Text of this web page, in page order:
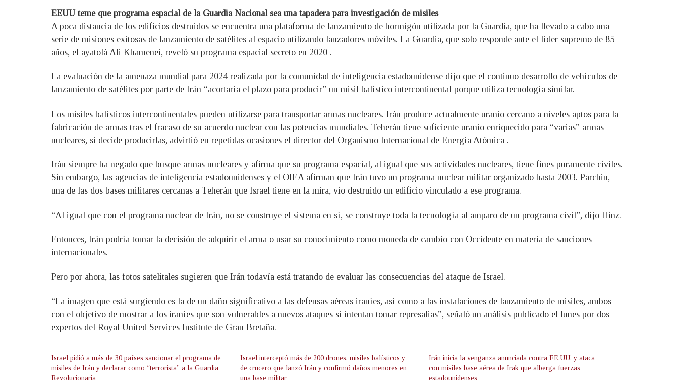
EEUU teme que programa espacial de la Guardia Nacional sea una tapadera para investigación de misiles
A poca distancia de los edificios destruidos se encuentra una plataforma de lanzamiento de hormigón utilizada por la Guardia, que ha llevado a cabo una
serie de misiones exitosas de lanzamiento de satélites al espacio utilizando lanzadores móviles. La Guardia, que solo responde ante el líder supremo de 85
años, el ayatolá Ali Khamenei, reveló su programa espacial secreto en 2020 .
La evaluación de la amenaza mundial para 2024 realizada por la comunidad de inteligencia estadounidense dijo que el continuo desarrollo de vehículos de
lanzamiento de satélites por parte de Irán “acortaría el plazo para producir” un misil balístico intercontinental porque utiliza tecnología similar.
Los misiles balísticos intercontinentales pueden utilizarse para transportar armas nucleares. Irán produce actualmente uranio cercano a niveles aptos para la
fabricación de armas tras el fracaso de su acuerdo nuclear con las potencias mundiales. Teherán tiene suficiente uranio enriquecido para “varias” armas
nucleares, si decide producirlas, advirtió en repetidas ocasiones el director del Organismo Internacional de Energía Atómica .
Irán siempre ha negado que busque armas nucleares y afirma que su programa espacial, al igual que sus actividades nucleares, tiene fines puramente civiles.
Sin embargo, las agencias de inteligencia estadounidenses y el OIEA afirman que Irán tuvo un programa nuclear militar organizado hasta 2003. Parchin,
una de las dos bases militares cercanas a Teherán que Israel tiene en la mira, vio destruido un edificio vinculado a ese programa.
“Al igual que con el programa nuclear de Irán, no se construye el sistema en sí, se construye toda la tecnología al amparo de un programa civil”, dijo Hinz.
Entonces, Irán podría tomar la decisión de adquirir el arma o usar su conocimiento como moneda de cambio con Occidente en materia de sanciones
internacionales.
Pero por ahora, las fotos satelitales sugieren que Irán todavía está tratando de evaluar las consecuencias del ataque de Israel.
“La imagen que está surgiendo es la de un daño significativo a las defensas aéreas iraníes, así como a las instalaciones de lanzamiento de misiles, ambos
con el objetivo de mostrar a los iraníes que son vulnerables a nuevos ataques si intentan tomar represalias”, señaló un análisis publicado el lunes por dos
expertos del Royal United Services Institute de Gran Bretaña.
Israel pidió a más de 30 países sancionar el programa de
misiles de Irán y declarar como “terrorista” a la Guardia
Revolucionaria
Israel interceptó más de 200 drones, misiles balísticos y
de crucero que lanzó Irán y confirmó daños menores en
una base militar
Irán inicia la venganza anunciada contra EE.UU. y ataca
con misiles base aérea de Irak que alberga fuerzas
estadounidenses